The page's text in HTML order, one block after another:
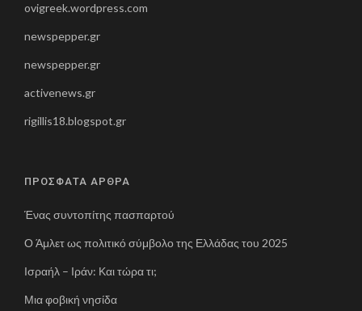
ovigreek.wordpress.com
newspepper.gr
newspepper.gr
activenews.gr
rigillis18.blogspot.gr
ΠΡΟΣΦΑΤΑ ΑΡΘΡΑ
Ένας συντοπίτης πασπαρτού
Ο Άμλετ ως πολιτικό σύμβολο της Ελλάδας του 2025
Ισραήλ – Ιράν: Και τώρα τι;
Μια φοβική νησίδα